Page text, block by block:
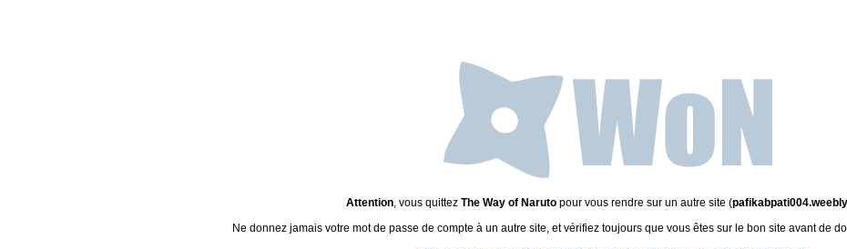
Attention, vous quittez The Way of Narutopour vous rendre sur un autre site (
Ne donnez jamais votre mot de passe de compte à un autre site, et vérifiez toujours que vous êtes sur le bon site avant de